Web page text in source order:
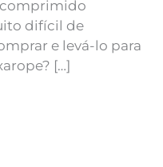
difícil de
e levá-lo para
[…]